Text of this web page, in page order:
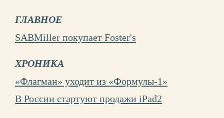
ГЛАВНОЕ
SABMiller покупает Foster's
ХРОНИКА
«Флагман» уходит из «Формулы-1»
В России стартуют продажи iPad2